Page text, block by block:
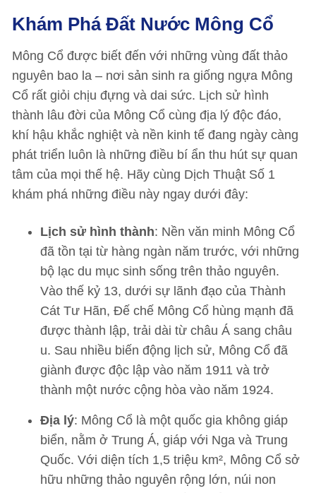
Khám Phá Đất Nước Mông Cổ
Mông Cổ được biết đến với những vùng đất thảo
nguyên bao la – nơi sản sinh ra giống ngựa Mông
Cổ rất giỏi chịu đựng và dai sức. Lịch sử hình
thành lâu đời của Mông Cổ cùng địa lý độc đáo,
khí hậu khắc nghiệt và nền kinh tế đang ngày càng
phát triển luôn là những điều bí ẩn thu hút sự quan
tâm của mọi thế hệ. Hãy cùng Dịch Thuật Số 1
khám phá những điều này ngay dưới đây:
Lịch sử hình thành: Nền văn minh Mông Cổ
đã tồn tại từ hàng ngàn năm trước, với những
bộ lạc du mục sinh sống trên thảo nguyên.
Vào thế kỷ 13, dưới sự lãnh đạo của Thành
Cát Tư Hãn, Đế chế Mông Cổ hùng mạnh đã
được thành lập, trải dài từ châu Á sang châu
u. Sau nhiều biến động lịch sử, Mông Cổ đã
giành được độc lập vào năm 1911 và trở
thành một nước cộng hòa vào năm 1924.
Địa lý: Mông Cổ là một quốc gia không giáp
biển, nằm ở Trung Á, giáp với Nga và Trung
Quốc. Với diện tích 1,5 triệu km², Mông Cổ sở
hữu những thảo nguyên rộng lớn, núi non